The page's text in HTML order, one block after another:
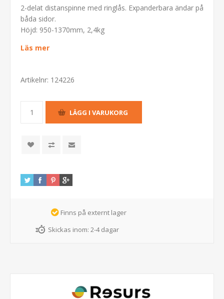
2-delat distanspinne med ringlås. Expanderbara ändar på
båda sidor.
Höjd: 950-1370mm, 2,4kg
Läs mer
Artikelnr: 124226
Finns på externt lager
Skickas inom: 2-4 dagar